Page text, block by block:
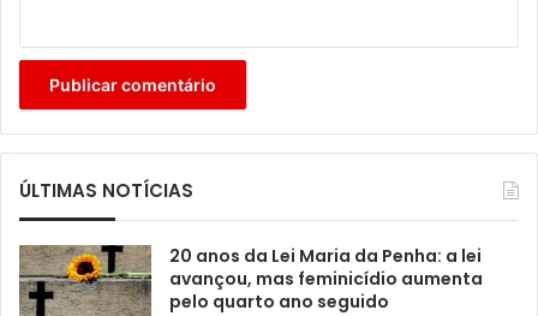
ÚLTIMAS NOTÍCIAS
20 anos da Lei Maria da Penha: a lei
avançou, mas feminicídio aumenta
pelo quarto ano seguido